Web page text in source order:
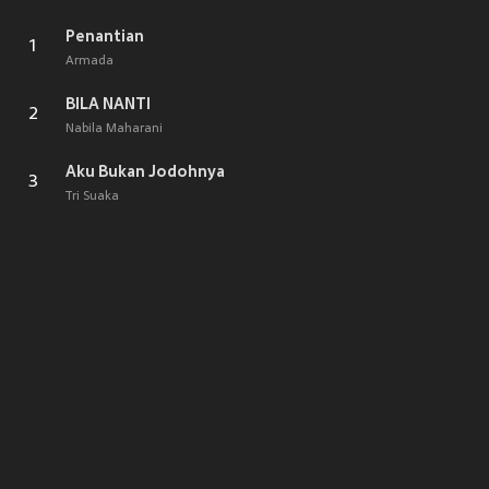
1
Penantian
Armada
2
BILA NANTI
Nabila Maharani
3
Aku Bukan Jodohnya
Tri Suaka